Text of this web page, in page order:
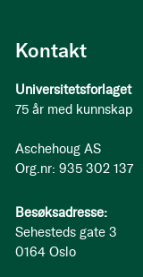
Kontakt
Universitetsforlaget
75 år med kunnskap
Aschehoug AS
Org.nr: 935 302 137
Besøksadresse:
Sehesteds gate 3
0164 Oslo